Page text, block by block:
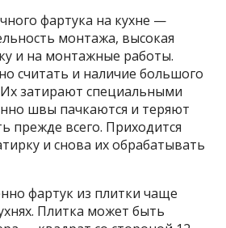
фартука на кухне —
монтажа, высокая
и на монтажные работы.
считать и наличие большого
затирают специальными
швы пачкаются и теряют
прежде всего. Приходится
и снова их обрабатывать
фартук из плитки чаще
Плитка может быть